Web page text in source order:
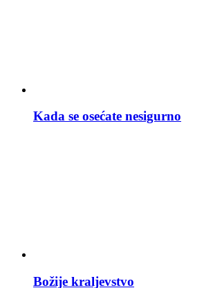
Kada se osećate nesigurno
Božije kraljevstvo